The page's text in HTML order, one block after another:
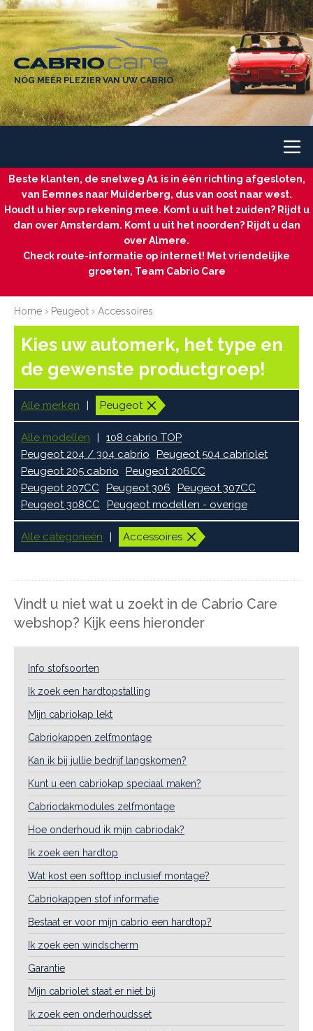
NÓG MEER PLEZIER VAN UW CABRIO
Beste klanten, de snelweg A1 is in één richting afgesloten,
van Eemnes naar Muiderberg, dus van oost naar west.
Houdt u hier svp rekening mee. Komt u uit het zuiden? Rijdt u
dan over Amsterdam. Komt u uit het noorden? Rijdt u dan
over Almere.
Check route-informatie op internet! Met vriendelijke
groeten, Team Cabrio Care
Home › Peugeot › Accessoires
Kies uw automerk, het type en
de gewenste productgroep!
Alle merken Peugeot
Alle modellen
108 cabrio TOP
Peugeot 204 / 304 cabrio
Peugeot 504 cabriolet
Peugeot 205 cabrio
Peugeot 206CC
Peugeot 207CC
Peugeot 306
Peugeot 307CC
Peugeot 308CC
Peugeot modellen - overige
Alle categorieën Accessoires
Vindt u niet wat u zoekt in de Cabrio Care
webshop? Kijk eens hieronder
Info stofsoorten
Ik zoek een hardtopstalling
Mijn cabriokap lekt
Cabriokappen zelfmontage
Kan ik bij jullie bedrijf langskomen?
Kunt u een cabriokap speciaal maken?
Cabriodakmodules zelfmontage
Hoe onderhoud ik mijn cabriodak?
Ik zoek een hardtop
Wat kost een softtop inclusief montage?
Cabriokappen stof informatie
Bestaat er voor mijn cabrio een hardtop?
Ik zoek een windscherm
Garantie
Mijn cabriolet staat er niet bij
Ik zoek een onderhoudsset